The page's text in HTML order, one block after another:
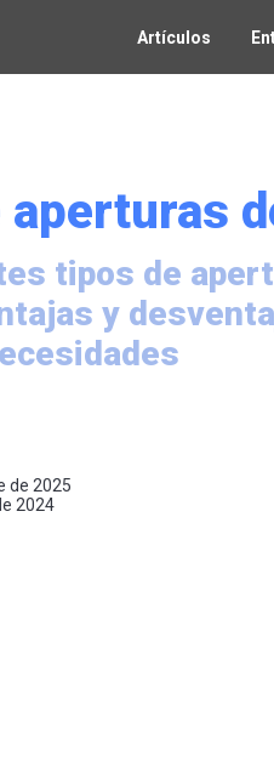
Artículos
aperturas
tipos de
y
de 2025
2024